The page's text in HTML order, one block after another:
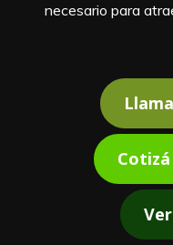
necesario para